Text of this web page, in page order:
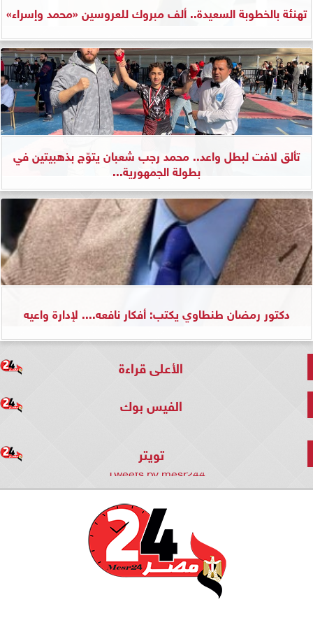
تهنئة بالخطوبة السعيدة.. ألف مبروك للعروسين «محمد وإسراء»
تألق لافت لبطل واعد.. محمد رجب شعبان يتوّج بذهبيتين في
بطولة الجمهورية...
دكتور رمضان طنطاوي يكتب: أفكار نافعه.... لإدارة واعيه
الأعلى قراءة
الفيس بوك
تويتر
Tweets by mesr244